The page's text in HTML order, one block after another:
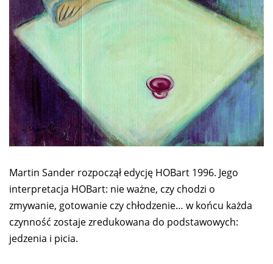
Martin Sander rozpoczął edycję HOBart 1996. Jego
interpretacja HOBart: nie ważne, czy chodzi o
zmywanie, gotowanie czy chłodzenie… w końcu każda
czynność zostaje zredukowana do podstawowych:
jedzenia i picia.